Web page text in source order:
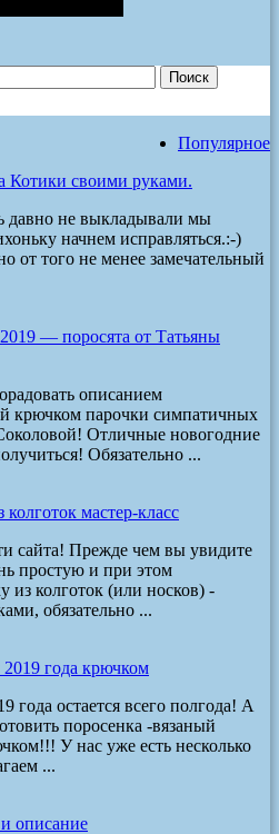
Популярное
Котики своими руками.
давно не выкладывали мы
начнем исправляться.:-)
от того не менее замечательный
— поросята от Татьяны
описанием
крючком парочки симпатичных
Отличные новогодние
Обязательно ...
мастер-класс
сайта! Прежде чем вы увидите
простую и при этом
колготок (или носков) -
обязательно ...
года крючком
года остается всего полгода! А
поросенка -вязаный
У нас уже есть несколько
...
описание